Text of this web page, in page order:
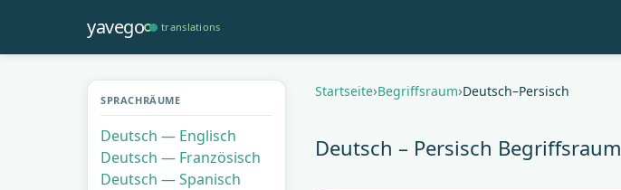
Inhalt
yavego translations
Pfadnavigation
Startseite Begriffsraum Deutsch–Persisch
Deutsch – Persisch Begriffsraum
SPRACHRÄUME
Deutsch — Englisch
Deutsch — Französisch
Deutsch — Spanisch